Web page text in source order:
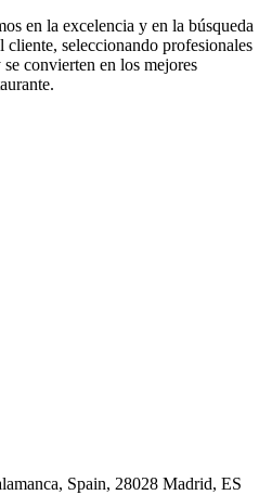
en la excelencia y en la búsqueda
cliente, seleccionando profesionales
convierten en los mejores
Spain, 28028 Madrid, ES